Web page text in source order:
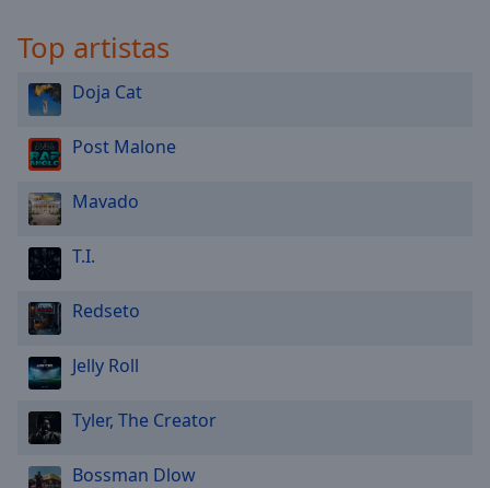
Top artistas
Doja Cat
Post Malone
Mavado
T.I.
Redseto
Jelly Roll
Tyler, The Creator
Bossman Dlow